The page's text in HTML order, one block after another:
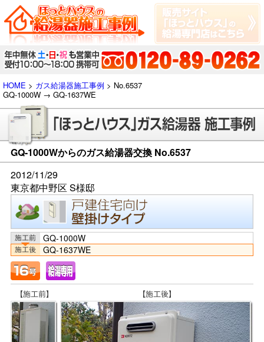
HOME > ガス給湯器施工事例 > No.6537
GQ-1000W → GQ-1637WE
GQ-1000Wからのガス給湯器交換 No.6537
2012/11/29
東京都中野区 S様邸
GQ-1000W
GQ-1637WE